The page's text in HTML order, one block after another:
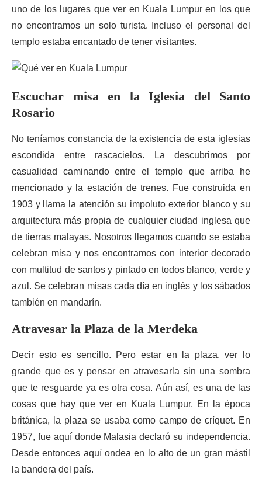
uno de los lugares que ver en Kuala Lumpur en los que
no encontramos un solo turista. Incluso el personal del
templo estaba encantado de tener visitantes.
Escuchar misa en la Iglesia del Santo
Rosario
No teníamos constancia de la existencia de esta iglesias
escondida entre rascacielos. La descubrimos por
casualidad caminando entre el templo que arriba he
mencionado y la estación de trenes. Fue construida en
1903 y llama la atención su impoluto exterior blanco y su
arquitectura más propia de cualquier ciudad inglesa que
de tierras malayas. Nosotros llegamos cuando se estaba
celebran misa y nos encontramos con interior decorado
con multitud de santos y pintado en todos blanco, verde y
azul. Se celebran misas cada día en inglés y los sábados
también en mandarín.
Atravesar la Plaza de la Merdeka
Decir esto es sencillo. Pero estar en la plaza, ver lo
grande que es y pensar en atravesarla sin una sombra
que te resguarde ya es otra cosa. Aún así, es una de las
cosas que hay que ver en Kuala Lumpur. En la época
británica, la plaza se usaba como campo de críquet. En
1957, fue aquí donde Malasia declaró su independencia.
Desde entonces aquí ondea en lo alto de un gran mástil
la bandera del país.